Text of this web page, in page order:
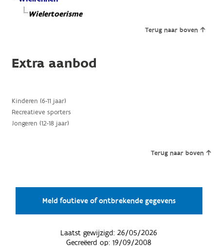
Wielertoerisme
Terug naar boven
Extra aanbod
Kinderen (6-11 jaar)
Recreatieve sporters
Jongeren (12-18 jaar)
Terug naar boven
Meld foutieve of ontbrekende gegevens
Laatst gewijzigd:26/05/2026
Gecreëerd op:19/09/2008